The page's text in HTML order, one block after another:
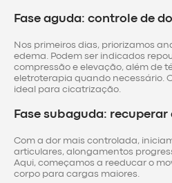
Fase aguda: controle de
Nos primeiros dias, priorizamos
edema. Podem ser indicados
compressão e elevação, além de
eletroterapia quando necessário.
ideal para cicatrização.
Fase subaguda:
Com a dor mais controlada,
articulares, alongamentos
Aqui, começamos a reeducar o
corpo para cargas maiores.